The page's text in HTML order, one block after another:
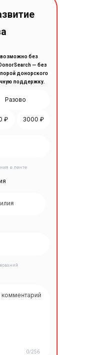
без
— без
донорского
поддержку.
Разово
₽ 3000 ₽
в ленте
0/256